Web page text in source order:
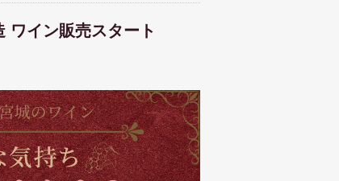
イン販売スタート